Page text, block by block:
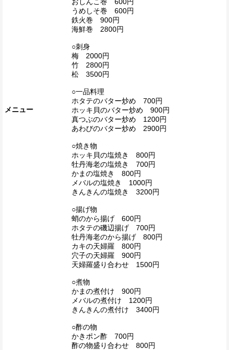
メニュー
うめしそ巻 600円
鉄火巻 900円
海鮮巻 2800円
○刺身
梅 2000円
竹 2800円
松 3500円
○一品料理
ホタテのバター炒め 700円
ホッキ貝のバター炒め 900円
真つぶのバター炒め 1200円
あわびのバター炒め 2900円
○焼き物
ホッキ貝の塩焼き 800円
牡丹海老の塩焼き 700円
かまの塩焼き 800円
メバルの塩焼き 1000円
きんきんの塩焼き 3200円
○揚げ物
蛸のから揚げ 600円
ホタテの磯辺揚げ 700円
牡丹海老のから揚げ 800円
カキの天婦羅 800円
穴子の天婦羅 900円
天婦羅盛り合わせ 1500円
○煮物
かまの煮付け 900円
メバルの煮付け 1200円
きんきんの煮付け 3400円
○酢の物
かきポン酢 700円
酢の物盛り合わせ 800円